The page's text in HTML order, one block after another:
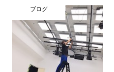
ブログ